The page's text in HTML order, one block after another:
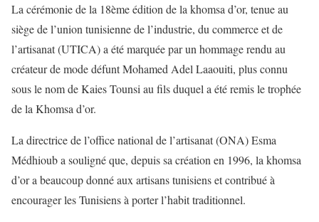
La cérémonie de la 18ème édition de la khomsa d’or, tenue au
siège de l’union tunisienne de l’industrie, du commerce et de
l’artisanat (UTICA) a été marquée par un hommage rendu au
créateur de mode défunt Mohamed Adel Laaouiti, plus connu
sous le nom de Kaies Tounsi au fils duquel a été remis le trophée
de la Khomsa d’or.
La directrice de l’office national de l’artisanat (ONA) Esma
Médhioub a souligné que, depuis sa création en 1996, la khomsa
d’or a beaucoup donné aux artisans tunisiens et contribué à
encourager les Tunisiens à porter l’habit traditionnel.